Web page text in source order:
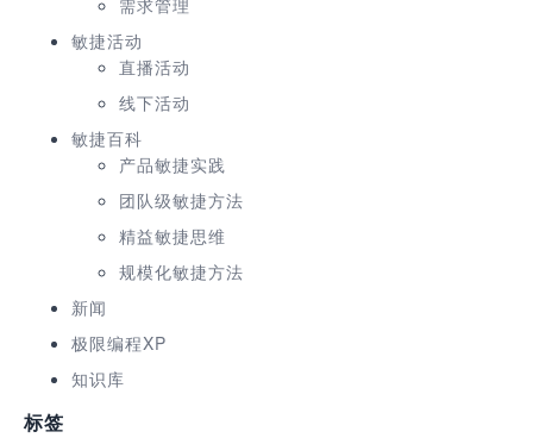
敏捷活动
直播活动
线下活动
敏捷百科
产品敏捷实践
团队级敏捷方法
精益敏捷思维
规模化敏捷方法
新闻
极限编程XP
知识库
标签